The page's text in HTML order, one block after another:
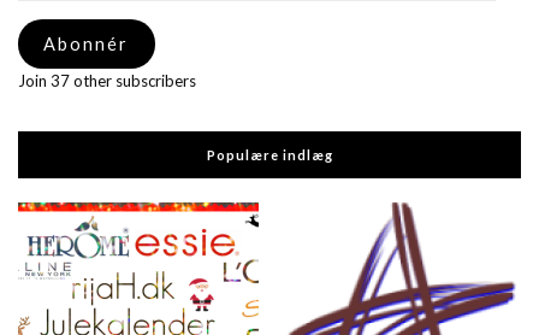
adresse
Abonnér
Join 37 other subscribers
Populære indlæg